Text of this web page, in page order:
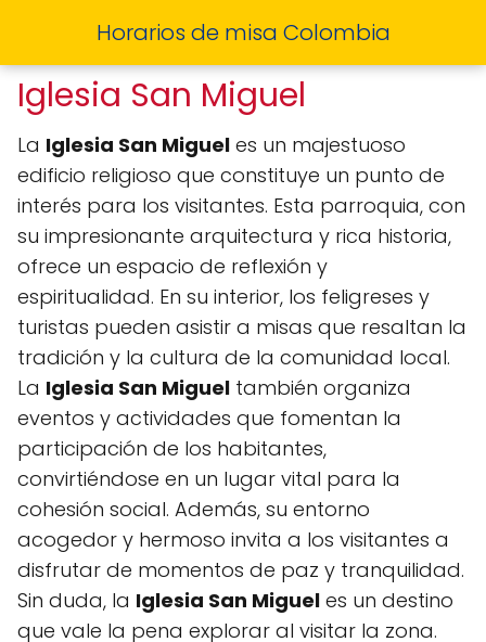
Horarios de misa Colombia
Iglesia San Miguel
La Iglesia San Miguel es un majestuoso
edificio religioso que constituye un punto de
interés para los visitantes. Esta parroquia, con
su impresionante arquitectura y rica historia,
ofrece un espacio de reflexión y
espiritualidad. En su interior, los feligreses y
turistas pueden asistir a misas que resaltan la
tradición y la cultura de la comunidad local.
La Iglesia San Miguel también organiza
eventos y actividades que fomentan la
participación de los habitantes,
convirtiéndose en un lugar vital para la
cohesión social. Además, su entorno
acogedor y hermoso invita a los visitantes a
disfrutar de momentos de paz y tranquilidad.
Sin duda, la Iglesia San Miguel es un destino
que vale la pena explorar al visitar la zona.